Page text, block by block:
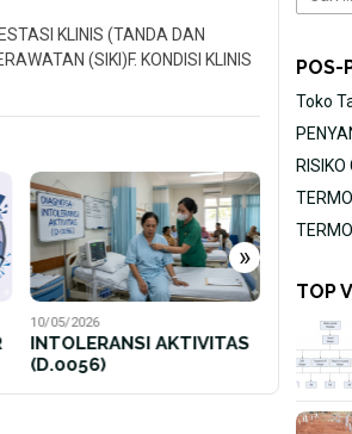
KLINIS (TANDA DAN
(SIKI)F. KONDISI KLINIS
»
11/05/2026
NYERI AKUT [D.0077]
15/05/2026
(D.0111)
untuk:
POS-
Toko
TOP